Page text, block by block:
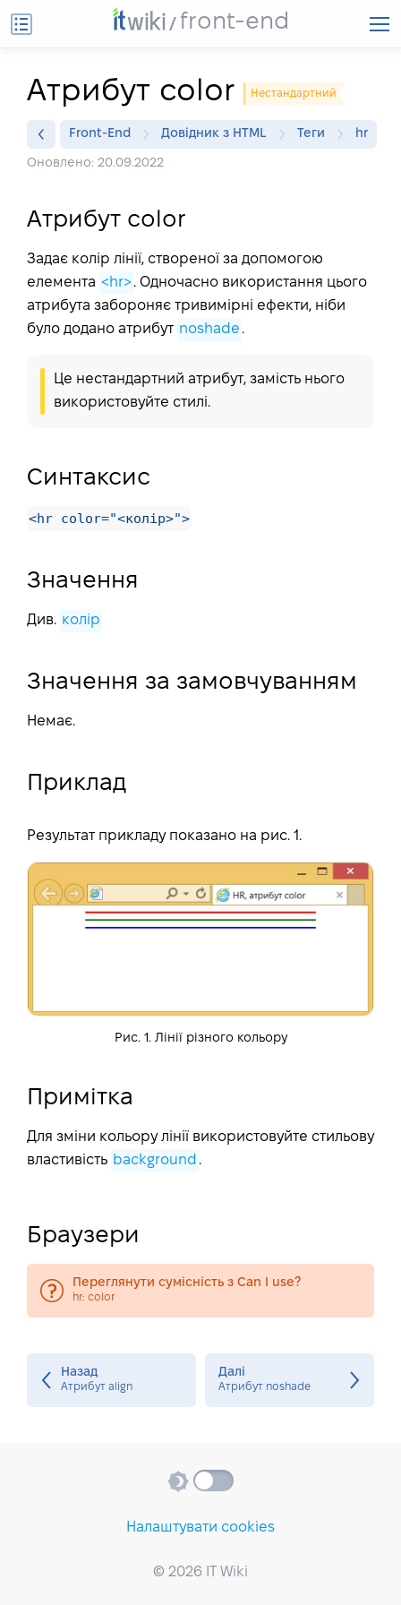
front-end
Атрибут color Нестандартний
Front-End Довідник з HTML Теги hr
Оновлено: 20.09.2022
Атрибут color
Задає колір лінії, створеної за допомогою
елемента <hr> . Одночасно використання цього
атрибута забороняє тривимірні ефекти, ніби
було додано атрибут noshade .
Це нестандартний атрибут, замість нього
використовуйте стилі.
Синтаксис
<hr color="<колір>">
Значення
Див. колір
Значення за замовчуванням
Немає.
Приклад
Результат прикладу показано на рис. 1.
Рис. 1. Лінії різного кольору
Примітка
Для зміни кольору лінії використовуйте стильову
властивість background .
Браузери
Переглянути сумісність з Can I use?
hr: color
Назад
Атрибут align
Далі
Атрибут noshade
Налаштувати cookies
© 2026 IT Wiki